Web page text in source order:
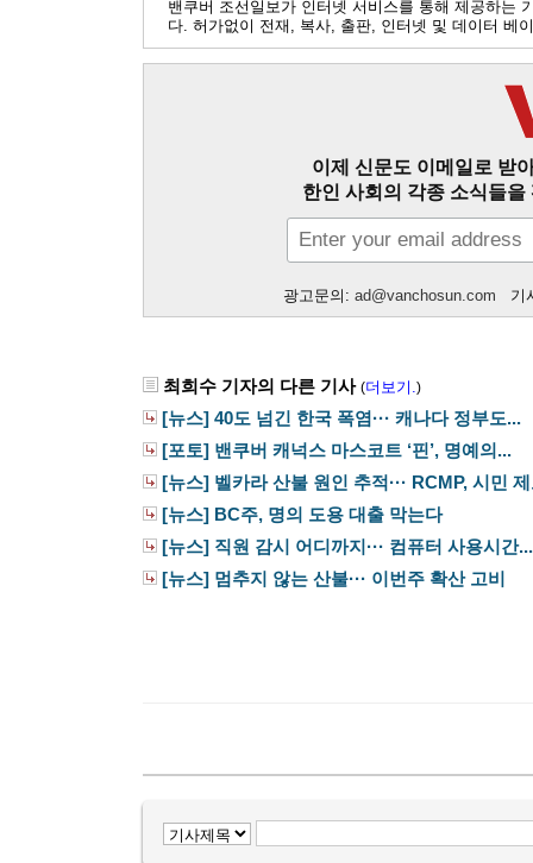
밴쿠버 조선일보가 인터넷 서비스를 통해 제공하는
다. 허가없이 전재, 복사, 출판, 인터넷 및 데이터 베
이제 신문도 이메일로 받
한인 사회의 각종 소식들
광고문의: ad@vanchosun.com 기
최희수 기자의 다른 기사 (더보기.)
[뉴스] 40도 넘긴 한국 폭염··· 캐나다 정부도...
[포토] 밴쿠버 캐넉스 마스코트 ‘핀’, 명예의...
[뉴스] 벨카라 산불 원인 추적··· RCMP, 시민
[뉴스] BC주, 명의 도용 대출 막는다
[뉴스] 직원 감시 어디까지··· 컴퓨터 사용시간...
[뉴스] 멈추지 않는 산불··· 이번주 확산 고비